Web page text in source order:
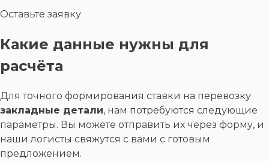
Оставьте заявку
Какие данные нужны для
расчёта
Для точного формирования ставки на перевозку
закладные детали, нам потребуются следующие
параметры. Вы можете отправить их через форму, и
наши логисты свяжутся с вами с готовым
предложением.